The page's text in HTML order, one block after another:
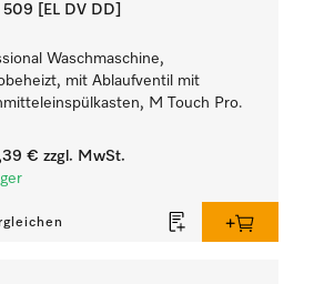
[EL DV DD]
Waschmaschine,
mit Ablaufventil mit
M Touch Pro.
€ zzgl. MwSt.